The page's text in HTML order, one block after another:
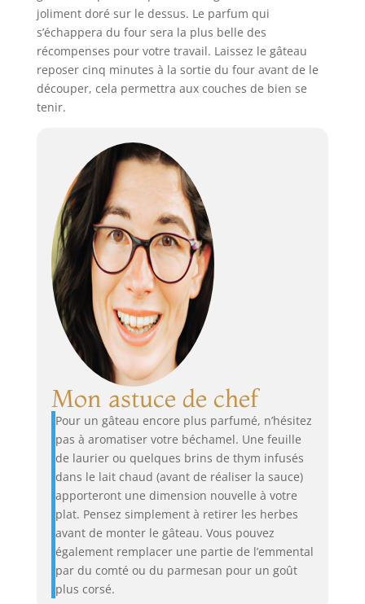
joliment doré sur le dessus. Le parfum qui
s’échappera du four sera la plus belle des
récompenses pour votre travail. Laissez le gâteau
reposer cinq minutes à la sortie du four avant de le
découper, cela permettra aux couches de bien se
tenir.
Mon astuce de chef
Pour un gâteau encore plus parfumé, n’hésitez
pas à aromatiser votre béchamel. Une feuille
de laurier ou quelques brins de thym infusés
dans le lait chaud (avant de réaliser la sauce)
apporteront une dimension nouvelle à votre
plat. Pensez simplement à retirer les herbes
avant de monter le gâteau. Vous pouvez
également remplacer une partie de l’emmental
par du comté ou du parmesan pour un goût
plus corsé.